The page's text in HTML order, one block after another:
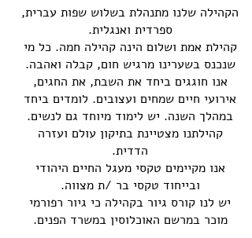
הקהילה שלנו מתנהלת בשלוש שפות עברית,
ספרדית ואנגלית.
קהילת אמת ושלום הינה קהילה חמה. כל מי
שנכנס בשערינו מרגיש חום, קבלה ואהבה.
אנו חוגגים ביחד את השבת, את החגים,
אירועי חיים שמחים ועצובים. לומדים ביחד
במהלך השנה. יש לימוד מיוחד גם לנשים.
קהילתנו מצטיינת בתיקון עולם ועזרה
הדדית.
אנו מקיימים טקסי מעגל החיים היהודי
ובייחוד טקסי בר /ת מצווה.
יש לנו קורס גיור בקהילה כי גיור רפורמי
מוכר במרשם האוכלוסין במשרד הפנים.